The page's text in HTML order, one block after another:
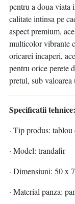
pentru a doua viata
calitate intinsa pe
aspect premium,
multicolor vibrante
oricarei incaperi,
pentru orice perete
pretul, sub
Specificatii tehnice:
· Tip produs:
· Model: trandafir
· Dimensiuni: 50 x
· Material panza: